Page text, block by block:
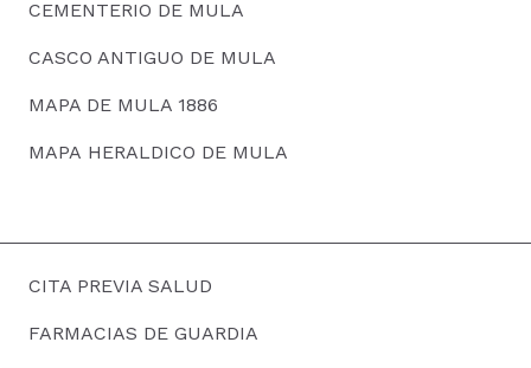
CEMENTERIO DE MULA
CASCO ANTIGUO DE MULA
MAPA DE MULA 1886
MAPA HERALDICO DE MULA
CITA PREVIA SALUD
FARMACIAS DE GUARDIA